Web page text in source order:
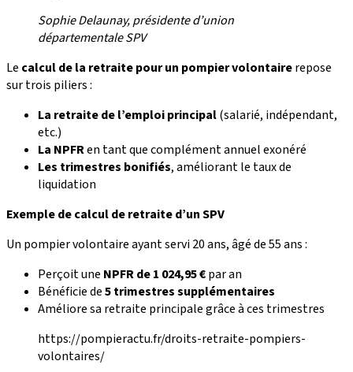
Sophie Delaunay, présidente d’union
départementale SPV
Le calcul de la retraite pour un pompier volontairerepose
sur trois piliers :
La retraite de l’emploi principal(salarié, indépendant,
etc.)
La NPFRen tant que complément annuel exonéré
Les trimestres bonifiés, améliorant le taux de
liquidation
Exemple de calcul de retraite d’un SPV
Un pompier volontaire ayant servi 20 ans, âgé de 55 ans :
Perçoit une NPFR de 1 024,95 €par an
Bénéficie de5 trimestres supplémentaires
Améliore sa retraite principale grâce à ces trimestres
https://pompieractu.fr/droits-retraite-pompiers-
volontaires/